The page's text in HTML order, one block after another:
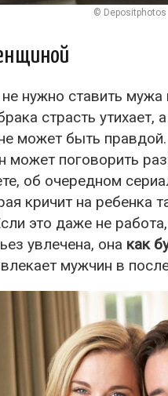
© Depositphotos
нужно ставить мужа
страсть
может быть
может поговорить
об очередном
кричит на ребенка
это даже не
увлечена, она как
мужчин в